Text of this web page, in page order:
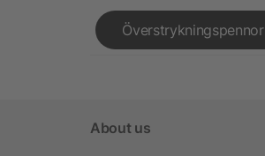
Överstrykningspennor
About us